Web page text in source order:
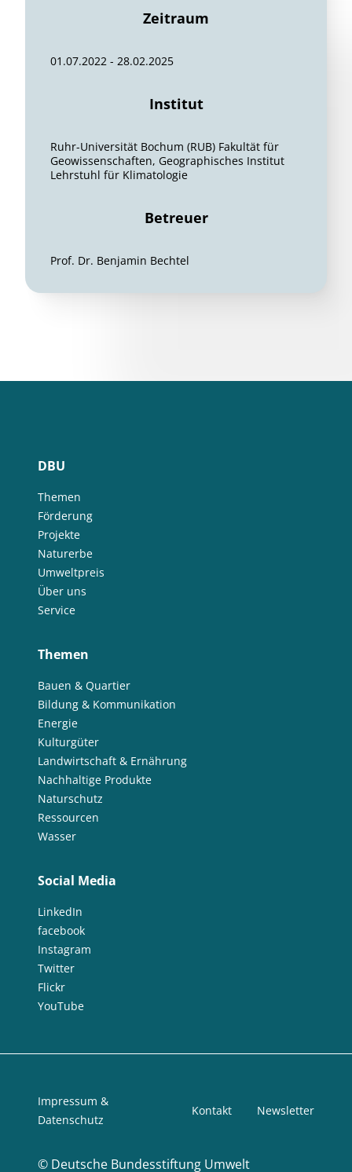
Zeitraum
01.07.2022 - 28.02.2025
Institut
Ruhr-Universität Bochum (RUB) Fakultät für
Geowissenschaften, Geographisches Institut
Lehrstuhl für Klimatologie
Betreuer
Prof. Dr. Benjamin Bechtel
DBU
Themen
Förderung
Projekte
Naturerbe
Umweltpreis
Über uns
Service
Themen
Bauen & Quartier
Bildung & Kommunikation
Energie
Kulturgüter
Landwirtschaft & Ernährung
Nachhaltige Produkte
Naturschutz
Ressourcen
Wasser
Social Media
LinkedIn
facebook
Instagram
Twitter
Flickr
YouTube
© Deutsche Bundesstiftung Umwelt
Impressum &
Datenschutz
Kontakt Newsletter